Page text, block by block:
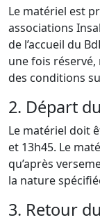
Le matériel est
associations
de l’accueil du
une fois
des conditions
2. Départ
Le matériel doit
et 13h45. Le
qu’après
la nature
3. Retour